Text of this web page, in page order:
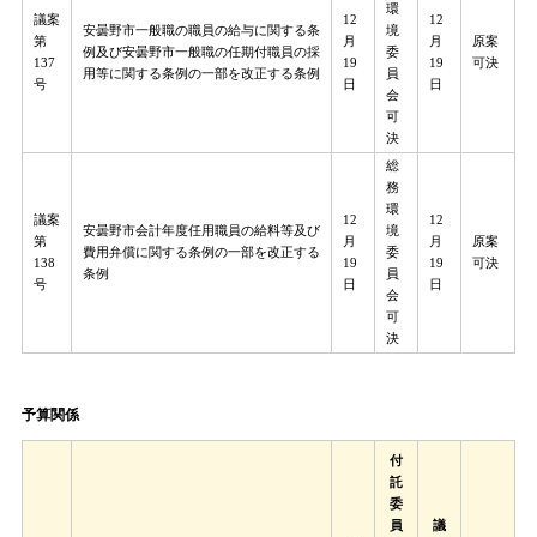
議案
第
137
号
安曇野市一般職の職員の給与に関する条
例及び安曇野市一般職の任期付職員の採
用等に関する条例の一部を改正する条例
12
月
19
日
環
境
委
員
会
可
決
12
月
19
日
原案
可決
議案
第
138
号
安曇野市会計年度任用職員の給料等及び
費用弁償に関する条例の一部を改正する
条例
12
月
19
日
総
務
環
境
委
員
会
可
決
12
月
19
日
原案
可決
予算関係
付
託
委
員
議